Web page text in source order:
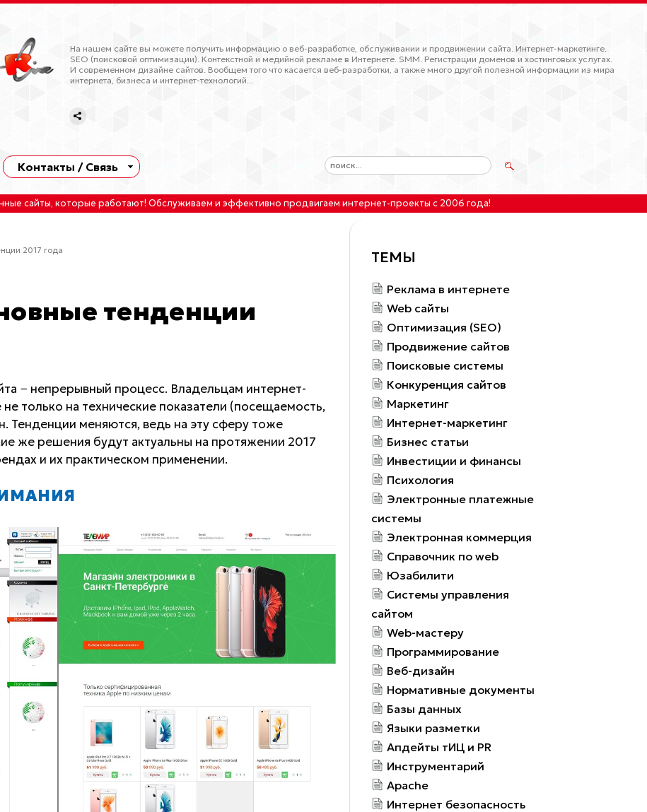
На нашем сайте вы можете получить информацию о веб-разработке, обслуживании и продвижении сайта. Интернет-маркетинге.
SEO (поисковой оптимизации). Контекстной и медийной рекламе в Интернете. SMM. Регистрации доменов и хостинговых услугах.
И современном дизайне сайтов. Вообщем того что касается веб-разработки, а также много другой полезной информации из мира
интернета, бизнеса и интернет-технологий...
Контакты / Связь
сайты, которые работают! Обслуживаем и эффективно продвигаем интернет-проекты с 2006 года!
2017 года
тенденции
− непрерывный процесс. Владельцам интернет-
только на технические показатели (посещаемость,
Тенденции меняются, ведь на эту сферу тоже
же решения будут актуальны на протяжении 2017
и их практическом применении.
ТЕМЫ
Реклама в интернете
Web сайты
Оптимизация (SEO)
Продвижение сайтов
Поисковые системы
Конкуренция сайтов
Маркетинг
Интернет-маркетинг
Бизнес статьи
Инвестиции и финансы
Психология
Электронные платежные
системы
Электронная коммерция
Справочник по web
Юзабилити
Системы управления
сайтом
Web-мастеру
Программирование
Веб-дизайн
Нормативные документы
Базы данных
Языки разметки
Апдейты тИЦ и PR
Инструментарий
Apache
Интернет безопасность